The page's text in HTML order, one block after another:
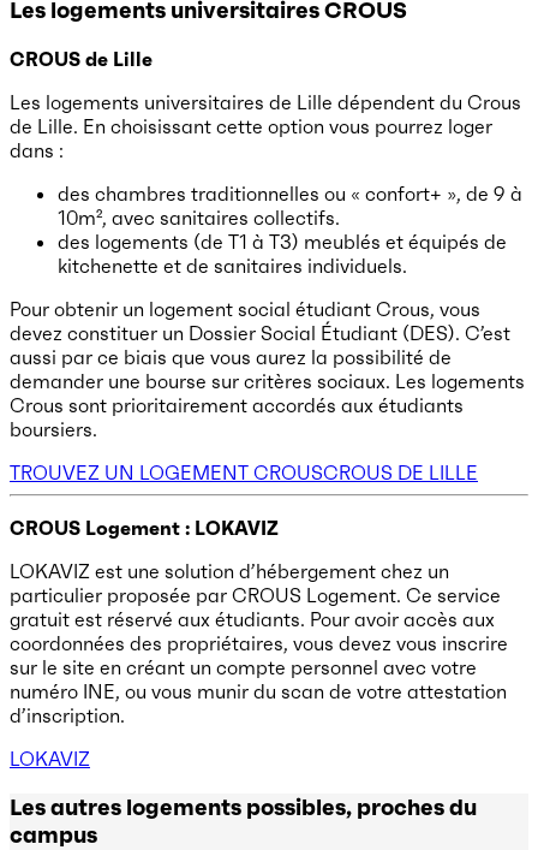
Les logements universitaires CROUS
CROUS de Lille
Les logements universitaires de Lille dépendent du Crous
de Lille. En choisissant cette option vous pourrez loger
dans :
des chambres traditionnelles ou « confort+ », de 9 à
10m², avec sanitaires collectifs.
des logements (de T1 à T3) meublés et équipés de
kitchenette et de sanitaires individuels.
Pour obtenir un logement social étudiant Crous, vous
devez constituer un Dossier Social Étudiant (DES). C’est
aussi par ce biais que vous aurez la possibilité de
demander une bourse sur critères sociaux. Les logements
Crous sont prioritairement accordés aux étudiants
boursiers.
TROUVEZ UN LOGEMENT CROUSCROUS DE LILLE
CROUS Logement : LOKAVIZ
LOKAVIZ est une solution d’hébergement chez un
particulier proposée par CROUS Logement. Ce service
gratuit est réservé aux étudiants. Pour avoir accès aux
coordonnées des propriétaires, vous devez vous inscrire
sur le site en créant un compte personnel avec votre
numéro INE, ou vous munir du scan de votre attestation
d’inscription.
LOKAVIZ
Les autres logements possibles, proches du
campus